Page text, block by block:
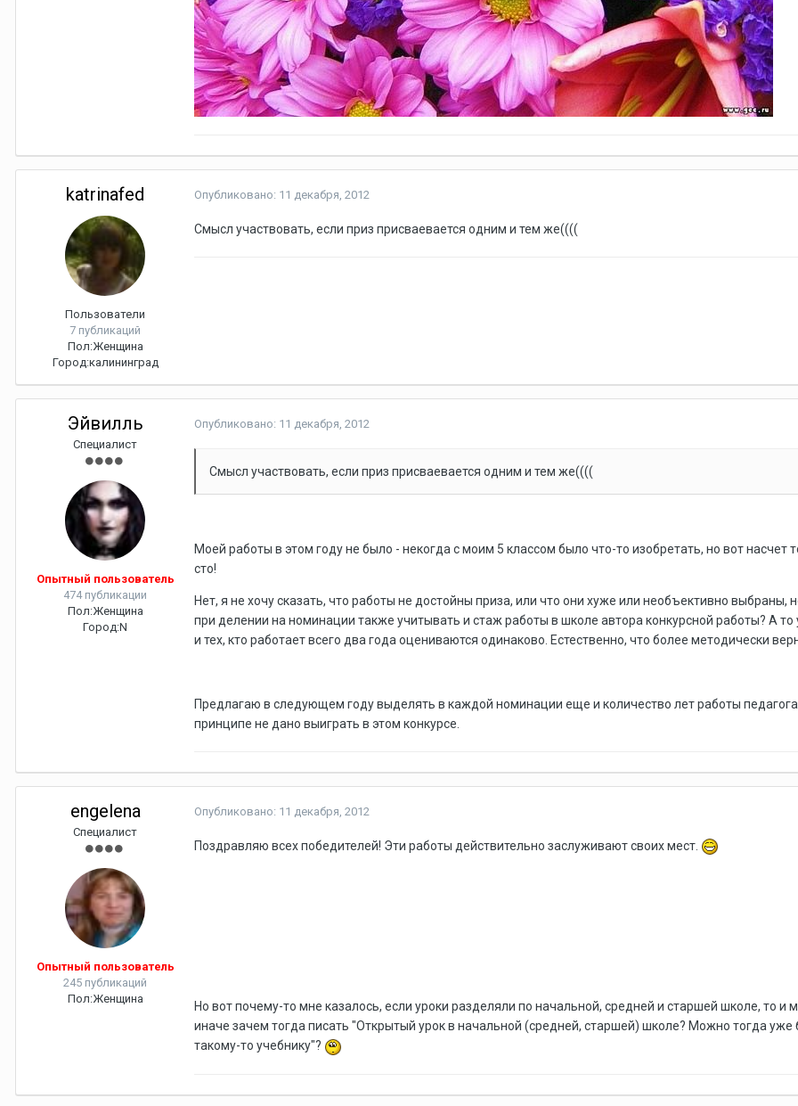
katrinafed
Пользователи
7 публикаций
Пол:Женщина
Город:калининград
Опубликовано: 11 декабря, 2012
Смысл участвовать, если приз присваевается одним и тем же((((
Эйвилль
Специалист
Опытный пользователь
474 публикации
Пол:Женщина
Город:N
Опубликовано: 11 декабря, 2012
Смысл участвовать, если приз присваевается одним и тем же((((
Моей работы в этом году не было - некогда с моим 5 классом было что-то изобретать, но вот насчет
сто!
Нет, я не хочу сказать, что работы не достойны приза, или что они хуже или необъективно
при делении на номинации также учитывать и стаж работы в школе автора конкурсной работы? А то
и тех, кто работает всего два года оцениваются одинаково. Естественно, что более методически
Предлагаю в следующем году выделять в каждой номинации еще и количество лет работы
принципе не дано выиграть в этом конкурсе.
engelena
Специалист
Опытный пользователь
245 публикаций
Пол:Женщина
Опубликовано: 11 декабря, 2012
Поздравляю всех победителей! Эти работы действительно заслуживают своих мест.
Но вот почему-то мне казалось, если уроки разделяли по начальной, средней и старшей школе, то
иначе зачем тогда писать "Открытый урок в начальной (средней, старшей) школе? Можно тогда уже
такому-то учебнику"?